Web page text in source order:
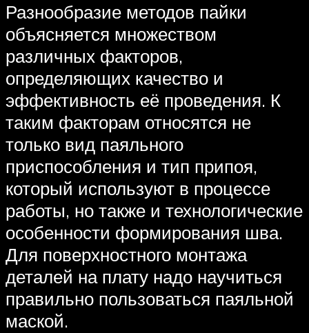
Разнообразие методов пайки
объясняется множеством
различных факторов,
определяющих качество и
эффективность её проведения. К
таким факторам относятся не
только вид паяльного
приспособления и тип припоя,
который используют в процессе
работы, но также и технологические
особенности формирования шва.
Для поверхностного монтажа
деталей на плату надо научиться
правильно пользоваться паяльной
маской.